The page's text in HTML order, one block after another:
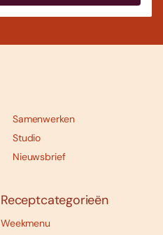
Samenwerken
Studio
Nieuwsbrief
Receptcategorieën
Weekmenu